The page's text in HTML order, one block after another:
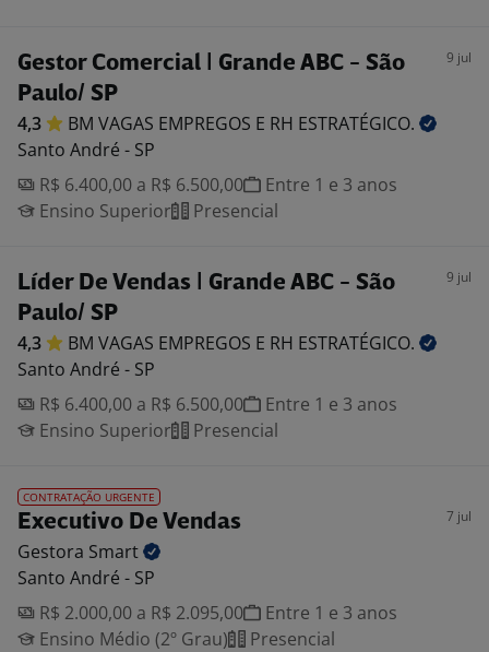
Gestor Comercial | Grande ABC - São
Paulo/ SP
9 jul
4,3 BM VAGAS EMPREGOS E RH ESTRATÉGICO.
Santo André - SP
R$ 6.400,00 a R$ 6.500,00
Entre 1 e 3 anos
Ensino Superior
Presencial
Líder De Vendas | Grande ABC - São
Paulo/ SP
9 jul
4,3 BM VAGAS EMPREGOS E RH ESTRATÉGICO.
Santo André - SP
R$ 6.400,00 a R$ 6.500,00
Entre 1 e 3 anos
Ensino Superior
Presencial
CONTRATAÇÃO URGENTE
Executivo De Vendas 7 jul
Gestora Smart
Santo André - SP
R$ 2.000,00 a R$ 2.095,00
Entre 1 e 3 anos
Ensino Médio (2º Grau)
Presencial